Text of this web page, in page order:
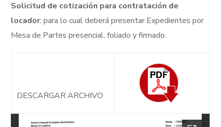
Solicitud de cotización para contratación de
locador; para lo cual deberá presentar Expedientes por
Mesa de Partes presencial, foliado y firmado.
DESCARGAR ARCHIVO